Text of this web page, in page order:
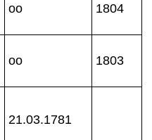
oo 1804
oo 1803
21.03.1781